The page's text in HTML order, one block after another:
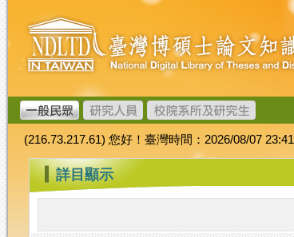
跳
到
主
要
內
容
臺
灣
博
碩
士
論
文
加
值
系
統
(216.73.217.61) 您好！臺灣時間：2026/08/07 23:41
::: 詳目顯示